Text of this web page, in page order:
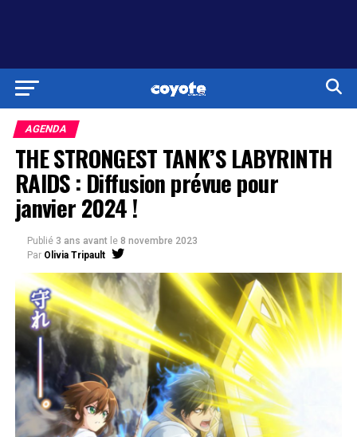
AGENDA
THE STRONGEST TANK’S LABYRINTH
RAIDS : Diffusion prévue pour
janvier 2024 !
Publié 3 ans avant le 8 novembre 2023
Par Olivia Tripault